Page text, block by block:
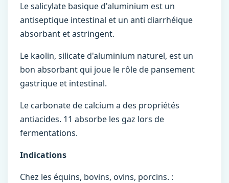
Le salicylate basique d'aluminium est un
antiseptique intestinal et un anti diarrhéique
absorbant et astringent.
Le kaolin, silicate d'aluminium naturel, est un
bon absorbant qui joue le rôle de pansement
gastrique et intestinal.
Le carbonate de calcium a des propriétés
antiacides. 11 absorbe les gaz lors de
fermentations.
Indications
Chez les équins, bovins, ovins, porcins. :